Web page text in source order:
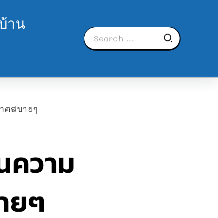
าน
ศสบายๆ
ความ
ยๆ